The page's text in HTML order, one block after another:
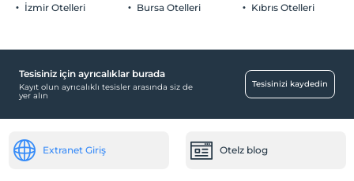
İzmir Otelleri Bursa Otelleri Kıbrıs Otelleri
Tesisiniz için ayrıcalıklar burada
Kayıt olun ayrıcalıklı tesisler arasında siz de
yer alın
Tesisinizi kaydedin
Extranet Giriş Otelz blog